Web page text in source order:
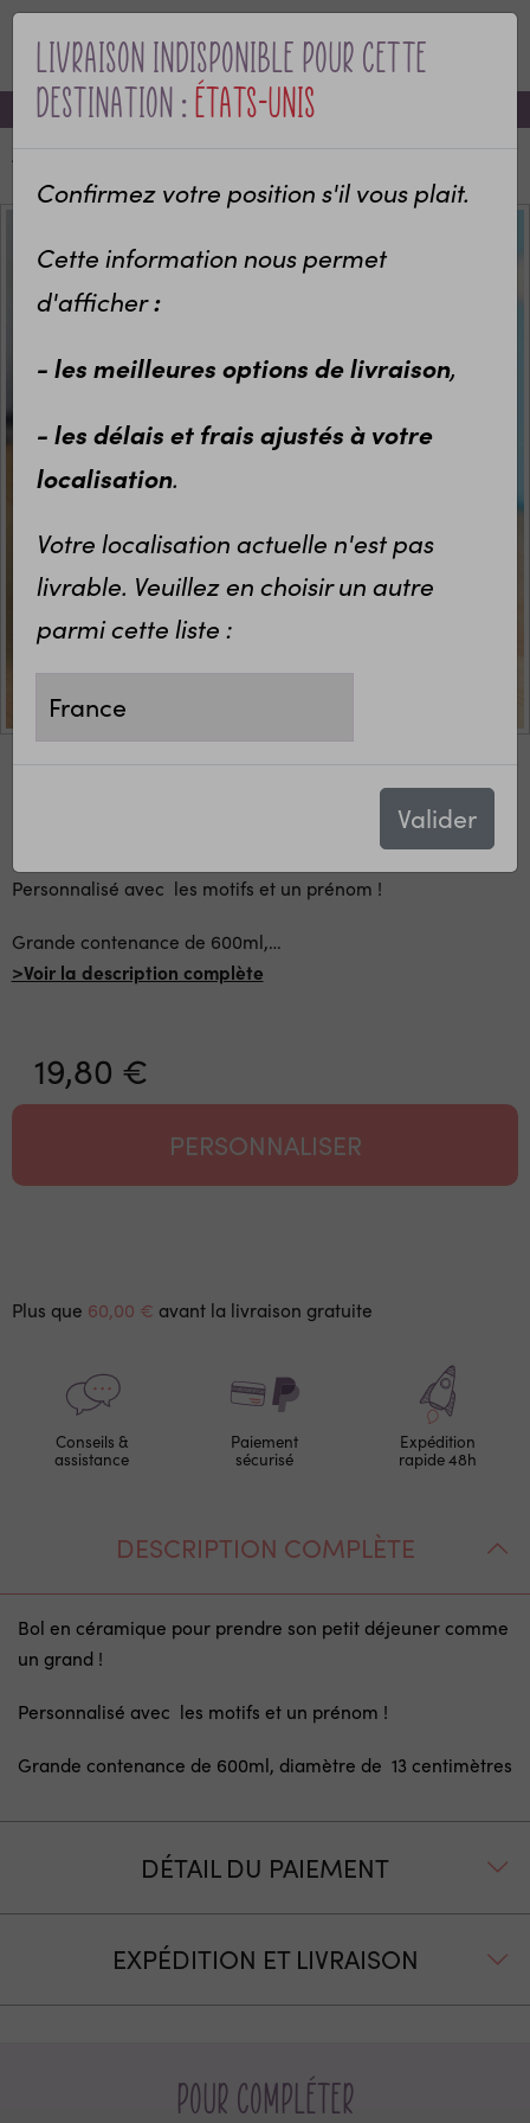
MENU
-10% sur votre première commande avec le code bienvenue
Livraison indisponible pour cette
destination :États-Unis
Confirmez votre position s'il vous plait.
Cette information nous permet
d'afficher:
- les meilleures options de livraison,
- les délais et frais ajustés à votre
localisation.
Votre localisation actuelle n'est pas
livrable. Veuillez en choisir un autre
parmi cette liste :
Valider
Bol en céramique pour prendre son petit déjeuner comme
Personnalisé avec les motifs et un prénom !
Grande contenance de 600ml,…
>Voir la description complète
19,80 €
PERSONNALISER
Plus que 60,00 € avant la livraison gratuite
Conseils &
assistance
Paiement
sécurisé
Expédition
rapide 48h
DESCRIPTION COMPLÈTE
Bol en céramique pour prendre son petit déjeuner comme
un grand !
Personnalisé avec les motifs et un prénom !
Grande contenance de 600ml, diamètre de 13 centimètres
DÉTAIL DU PAIEMENT
EXPÉDITION ET LIVRAISON
Pour compléter